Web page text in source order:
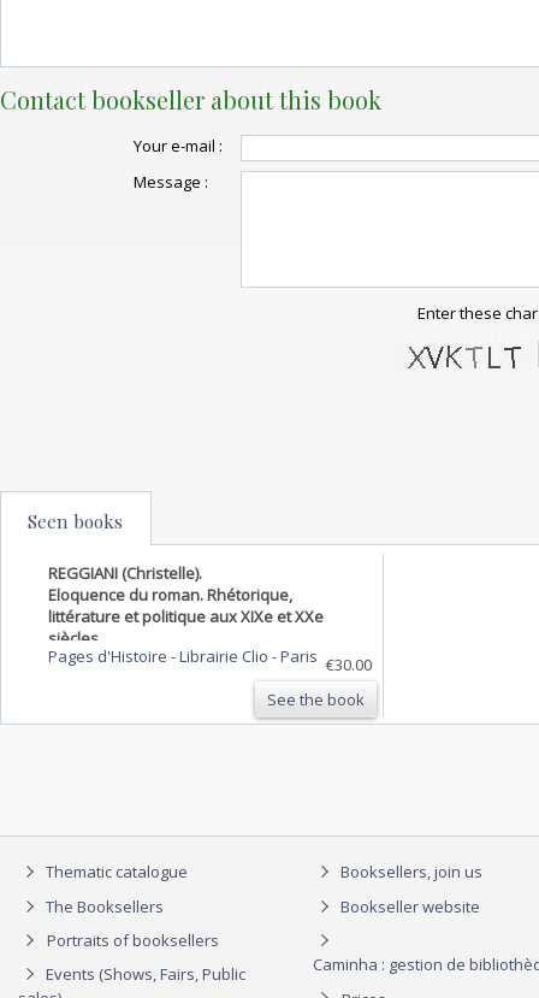
Contact bookseller about this book
Your e-mail :
Message :
Enter these
Seen books
REGGIANI (Christelle).
Eloquence du roman. Rhétorique,
littérature et politique aux XIXe et XXe
siècles.
Pages d'Histoire - Librairie Clio -Paris €30.00
See the book
Thematic catalogue
The Booksellers
Portraits of booksellers
Events (Shows, Fairs, Public
Booksellers, join us
Bookseller website
Caminha : gestion de